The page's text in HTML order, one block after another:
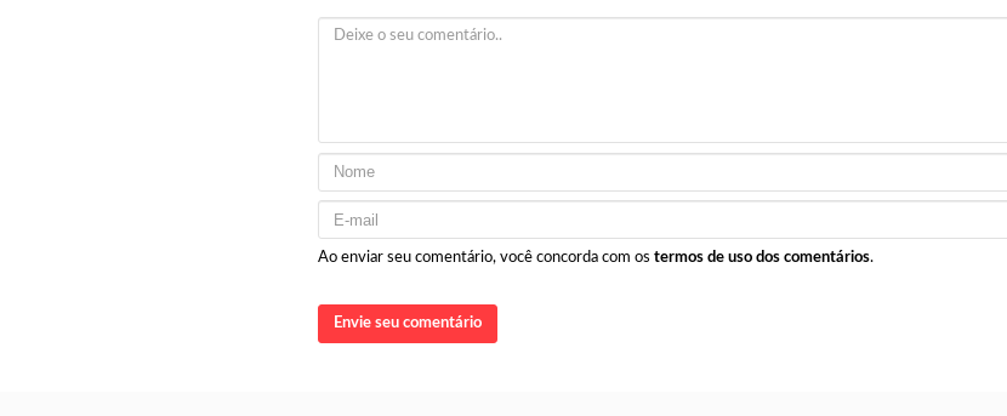
Ao enviar seu comentário, você concorda com os termos de uso dos comentários.
Envie seu comentário